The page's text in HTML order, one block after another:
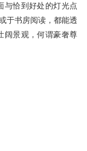
与恰到好处的灯光点
于书房阅读，都能透
阔景观，何谓豪奢尊